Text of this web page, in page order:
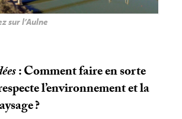
sur l’Aulne
: Comment faire en sorte
l’environnement et la
?